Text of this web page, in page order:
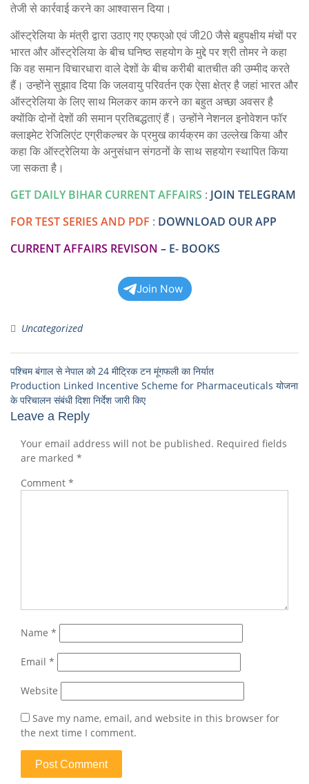
तेजी से कार्रवाई करने का आश्वासन दिया।
ऑस्ट्रेलिया के मंत्री द्वारा उठाए गए एफएओ एवं जी20 जैसे बहुपक्षीय मंचों पर
भारत और ऑस्ट्रेलिया के बीच घनिष्ठ सहयोग के मुद्दे पर श्री तोमर ने कहा
कि वह समान विचारधारा वाले देशों के बीच करीबी बातचीत की उम्मीद करते
हैं। उन्होंने सुझाव दिया कि जलवायु परिवर्तन एक ऐसा क्षेत्र है जहां भारत और
ऑस्ट्रेलिया के लिए साथ मिलकर काम करने का बहुत अच्छा अवसर है
क्योंकि दोनों देशों की समान प्रतिबद्धताएं हैं। उन्होंने नेशनल इनोवेशन फॉर
क्लाइमेट रेजिलिएंट एग्रीकल्चर के प्रमुख कार्यक्रम का उल्लेख किया और
कहा कि ऑस्ट्रेलिया के अनुसंधान संगठनों के साथ सहयोग स्थापित किया
जा सकता है।
GET DAILY BIHAR CURRENT AFFAIRS : JOIN TELEGRAM
FOR TEST SERIES AND PDF : DOWNLOAD OUR APP
CURRENT AFFAIRS REVISON – E- BOOKS
Join Now
Uncategorized
पश्चिम बंगाल से नेपाल को 24 मीट्रिक टन मूंगफली का निर्यात
Production Linked Incentive Scheme for Pharmaceuticals योजना
के परिचालन संबंधी दिशा निर्देश जारी किए
Leave a Reply
Your email address will not be published. Required fields
are marked *
Comment *
Name *
Email *
Website
Save my name, email, and website in this browser for
the next time I comment.